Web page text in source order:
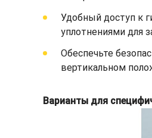
Удобный доступ к
уплотнениями для
Обеспечьте
вертикальном
Варианты для